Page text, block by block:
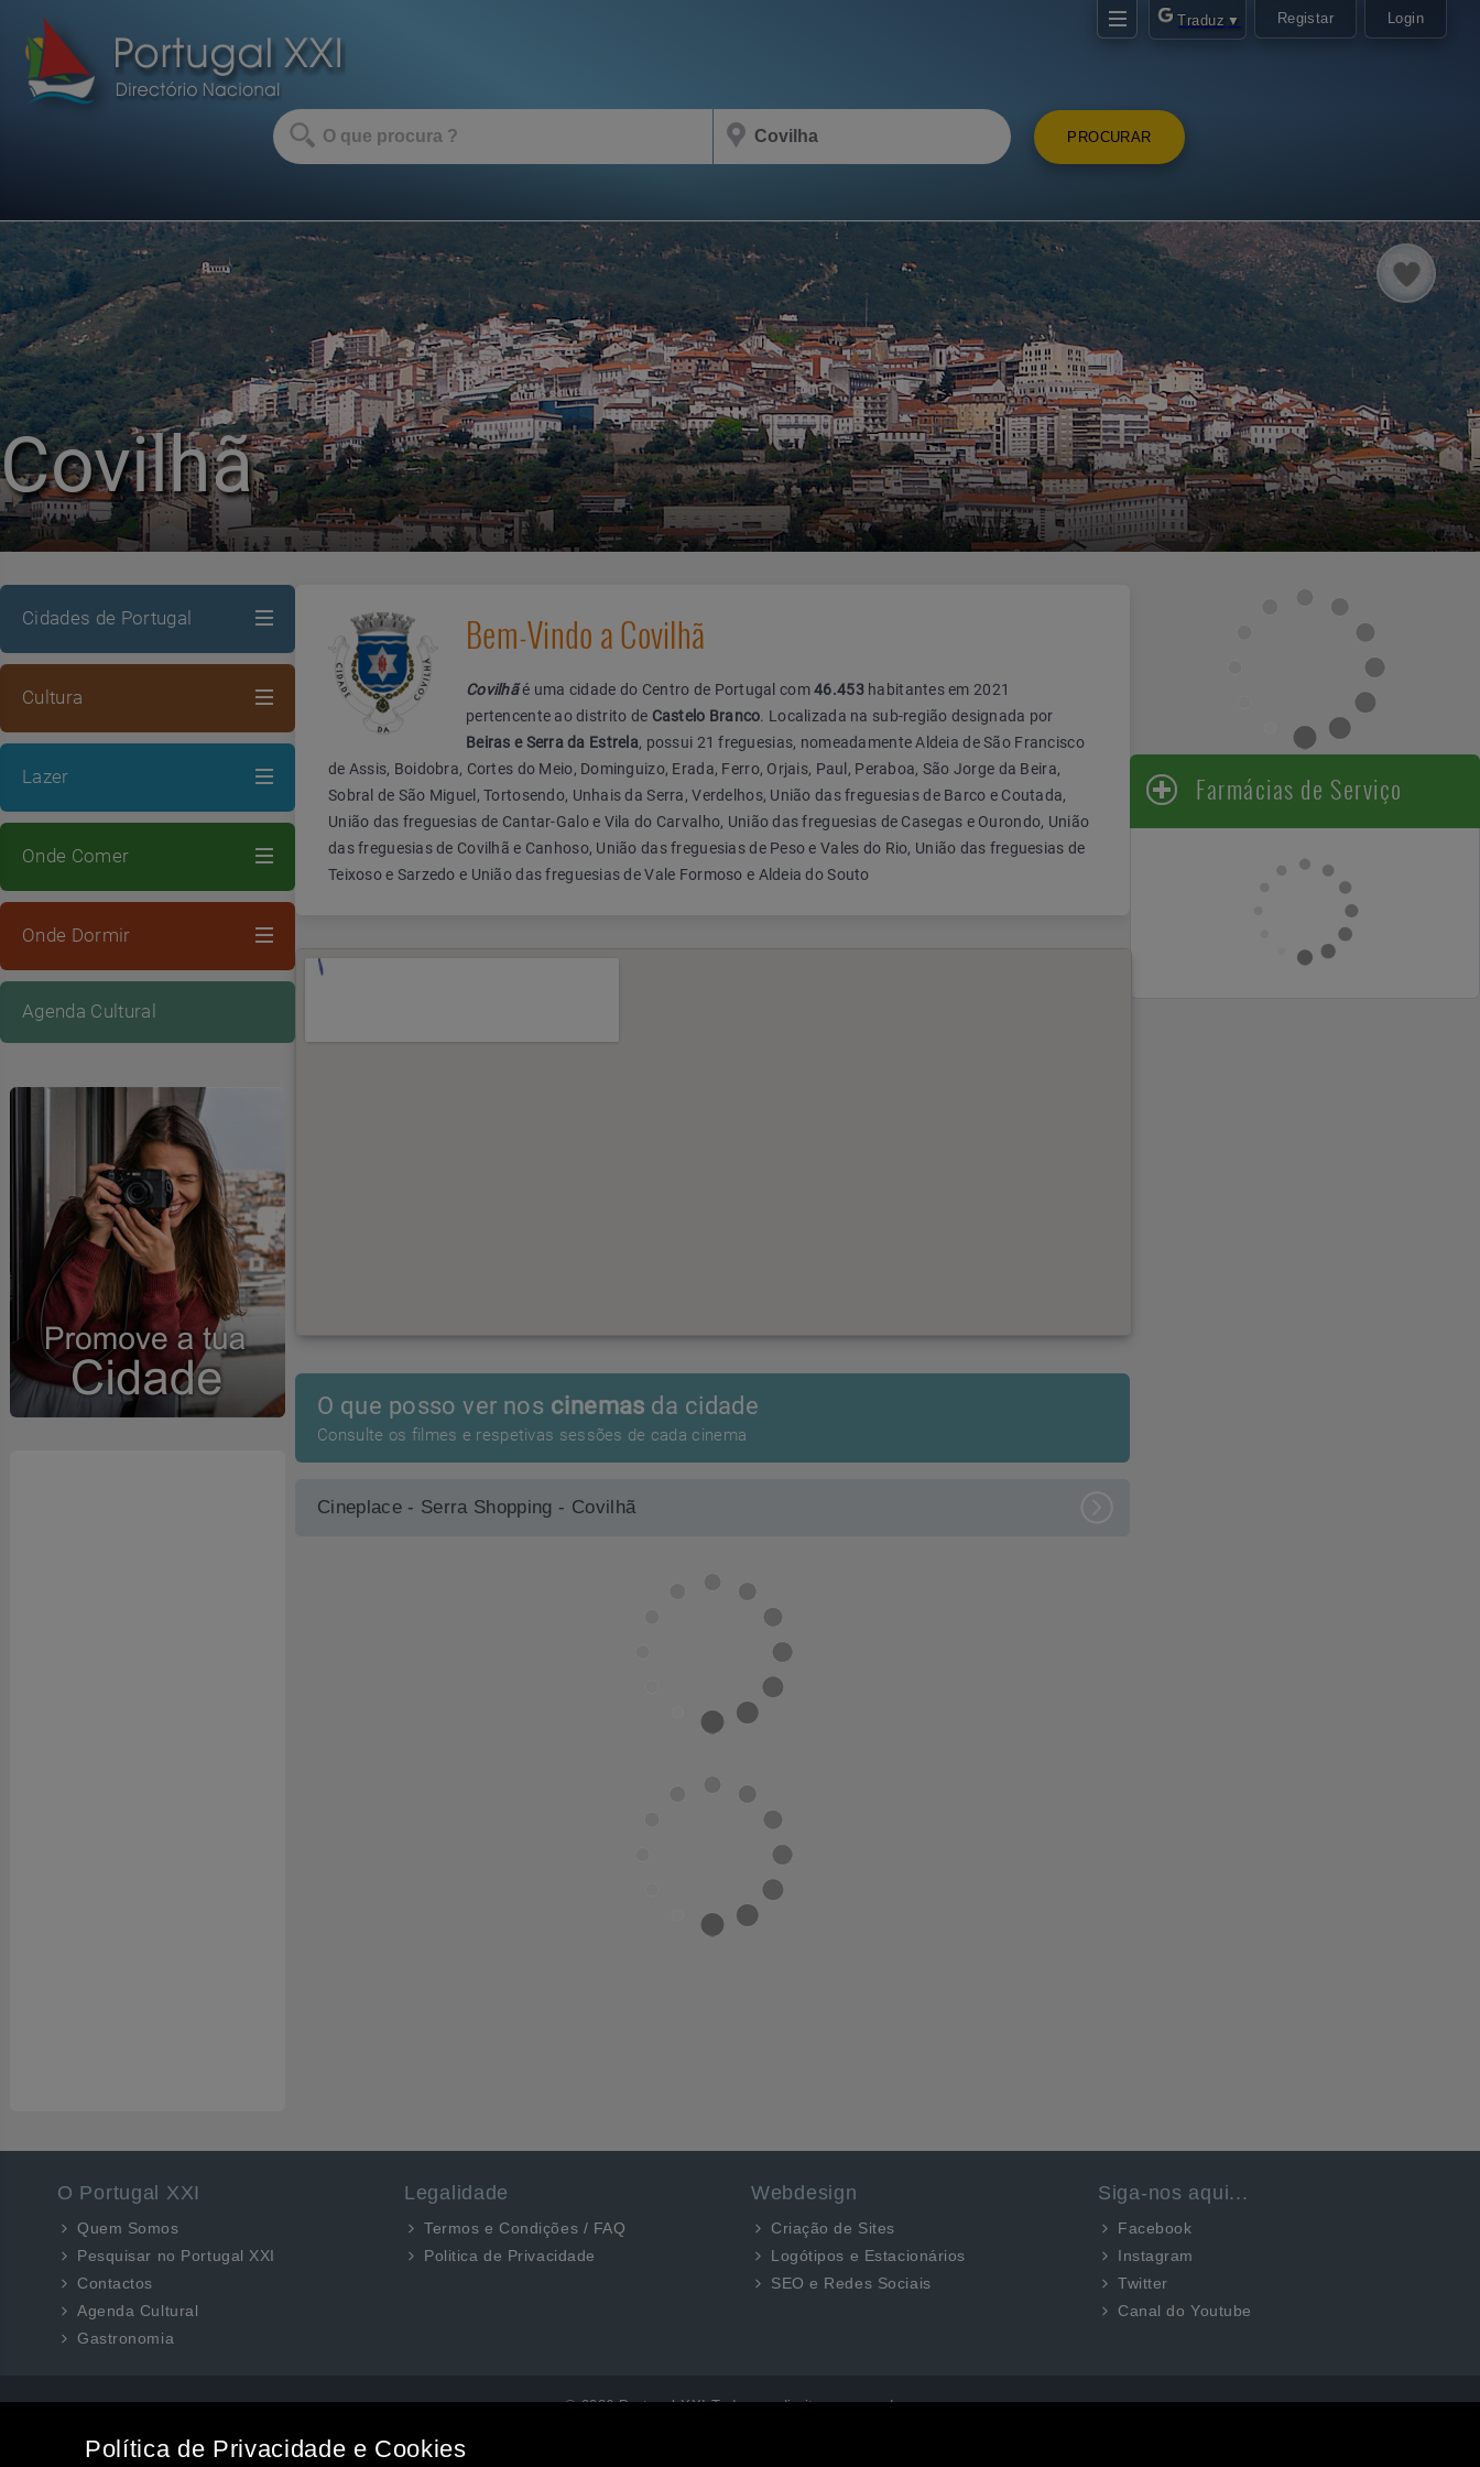
Traduz ▼ Registar Login
PROCURAR
Covilhã
Cidades de Portugal
Cultura
Lazer
Onde Comer
Onde Dormir
Agenda Cultural
Bem-Vindo a Covilhã
Covilhãé uma cidade do Centro de Portugal com46.453habitantes em 2021
pertencente ao distrito de Castelo Branco. Localizada na sub-região designada por
Beiras e Serra da Estrela, possui 21 freguesias, nomeadamente Aldeia de São Francisco
de Assis, Boidobra, Cortes do Meio, Dominguizo, Erada, Ferro, Orjais, Paul, Peraboa, São Jorge da Beira,
Sobral de São Miguel, Tortosendo, Unhais da Serra, Verdelhos, União das freguesias de Barco e Coutada,
União das freguesias de Cantar-Galo e Vila do Carvalho, União das freguesias de Casegas e Ourondo, União
das freguesias de Covilhã e Canhoso, União das freguesias de Peso e Vales do Rio, União das freguesias de
Teixoso e Sarzedo e União das freguesias de Vale Formoso e Aldeia do Souto
O que posso ver nos cinemas da cidade
Consulte os filmes e respetivas sessões de cada cinema
Cineplace - Serra Shopping - Covilhã
Farmácias de Serviço
O Portugal XXI
Quem Somos
Pesquisar no Portugal XXI
Contactos
Agenda Cultural
Gastronomia
Legalidade
Termos e Condições / FAQ
Politica de Privacidade
Webdesign
Criação de Sites
Logótipos e Estacionários
SEO e Redes Sociais
Siga-nos aqui...
Facebook
Instagram
Twitter
Canal do Youtube
© 2026 Portugal XXI Todos os direitos reservados.